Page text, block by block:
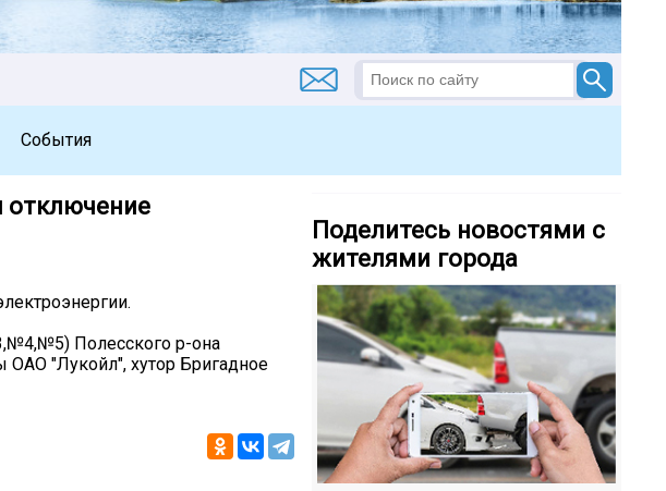
События
отключение
Полесского р-она
ОАО "Лукойл", хутор Бригадное
Поделитесь новостями с
жителями города